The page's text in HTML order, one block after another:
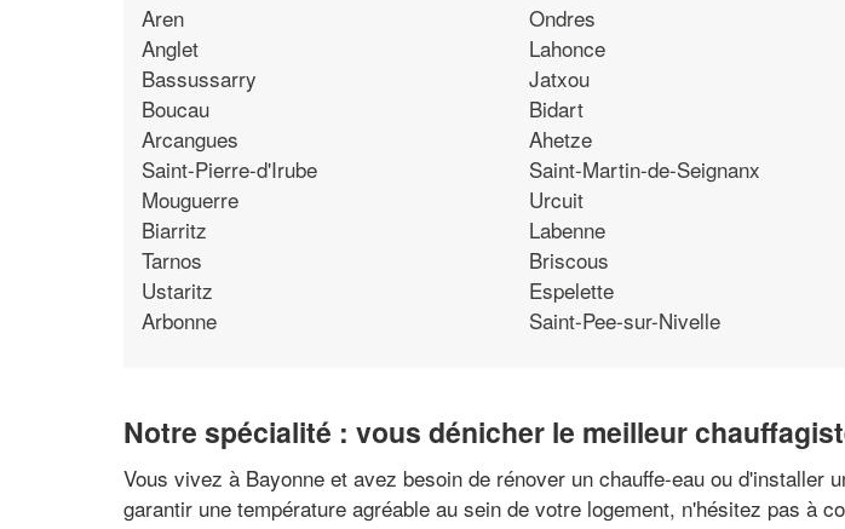
Aren
Anglet
Bassussarry
Boucau
Arcangues
Saint-Pierre-d'Irube
Mouguerre
Biarritz
Tarnos
Ustaritz
Arbonne
Ondres
Lahonce
Jatxou
Bidart
Ahetze
Saint-Martin-de-Seignanx
Urcuit
Labenne
Briscous
Espelette
Saint-Pee-sur-Nivelle
Notre spécialité : vous dénicher le meilleur
Vous vivez à Bayonne et avez besoin de rénover un chauffe-eau ou
garantir une température agréable au sein de votre logement, n'hésitez pas à